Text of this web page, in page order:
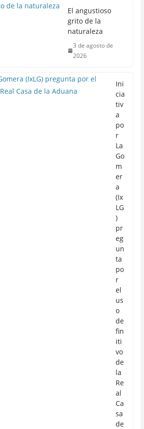
El angustioso
grito de la
naturaleza
3 de agosto de
2026
Ini
cia
tiv
a
po
r
La
Go
m
er
a
(Ix
LG
)
pr
eg
un
ta
po
r
el
us
o
de
fin
iti
vo
de
la
Re
al
Ca
sa
de